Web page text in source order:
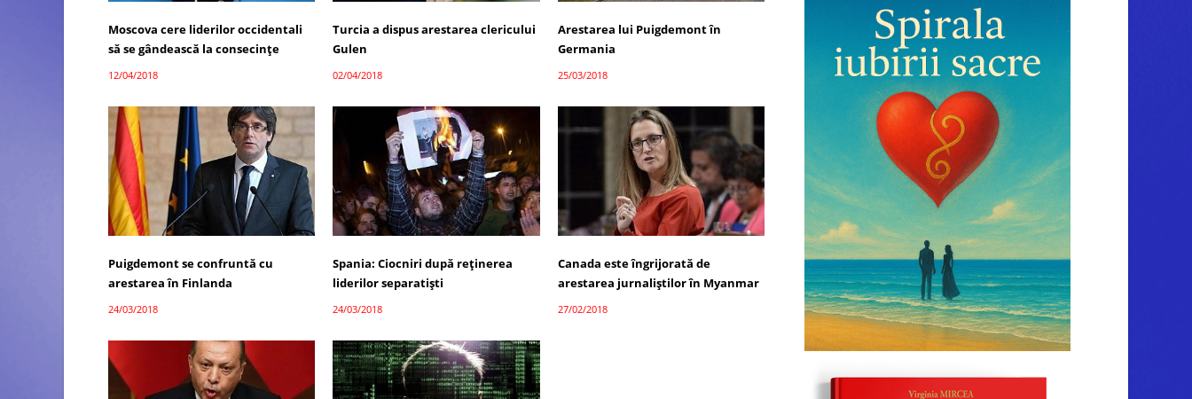
Moscova cere liderilor occidentali
să se gândească la consecințe
12/04/2018
Turcia a dispus arestarea clericului
Gulen
02/04/2018
Arestarea lui Puigdemont în
Germania
25/03/2018
Puigdemont se confruntă cu
arestarea în Finlanda
24/03/2018
Spania: Ciocniri după reținerea
liderilor separatiști
24/03/2018
Canada este îngrijorată de
arestarea jurnaliștilor în Myanmar
27/02/2018